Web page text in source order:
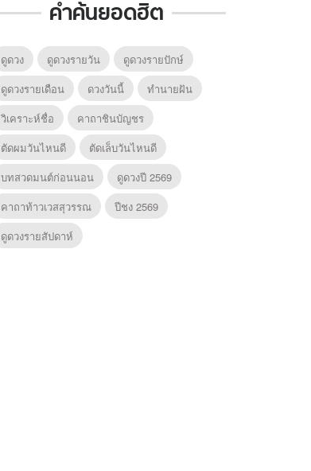
คำค้นยอดฮิต
ดูดวง ดูดวงรายวัน
ดูดวงรายปักษ์
ดูดวงรายเดือน
ดวงวันนี้
ทํานายฝัน
วิเคราะห์ชื่อ
คาถาชินบัญชร
ตัดผมวันไหนดี
ตัดเล็บวันไหนดี
บทสวดมนต์ก่อนนอน
ดูดวงปี 2569
คาถาท้าวเวสสุวรรณ
ปีชง 2569
ดูดวงรายสัปดาห์